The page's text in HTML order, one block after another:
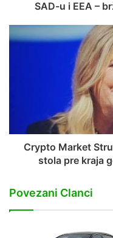
SAD-u i EEA –
Crypto Market
stola pre kraja
Povezani Clanci